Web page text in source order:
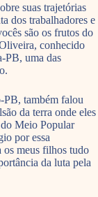
suas trajetórias
dos trabalhadores e
são os frutos do
conhecido
PB, uma das
PB, também falou
da terra onde eles
Meio Popular
por essa
os meus filhos tudo
da luta pela